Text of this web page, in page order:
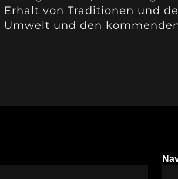
Erhalt von Traditionen und
Umwelt und den